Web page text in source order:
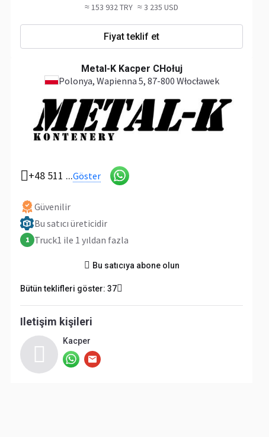
≈ 153 932 TRY ≈ 3 235 USD
Fiyat teklif et
Metal-K Kacper CHołuj
Polonya, Wapienna 5, 87-800 Włocławek
+48 511 ...Göster
Güvenilir
Bu satıcı üreticidir
1 Truck1 ile 1 yıldan fazla
Bu satıcıya abone olun
Bütün teklifleri göster: 37
Iletişim kişileri
Kacper